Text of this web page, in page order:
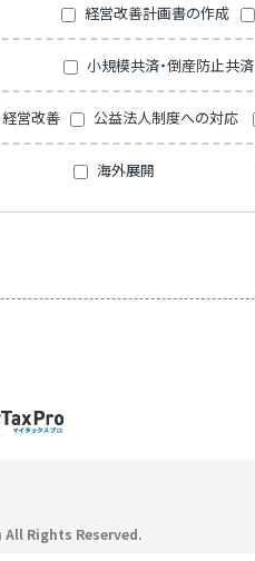
経営改善計画書の作成
小規模共済・倒産防止共済
経営改善 公益法人制度への対応
海外展開
All Rights Reserved.